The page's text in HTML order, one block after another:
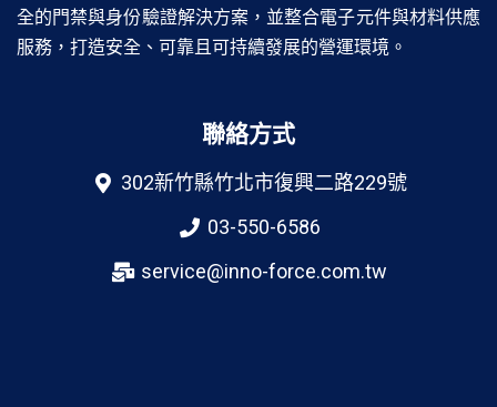
全的門禁與身份驗證解決方案，並整合電子元件與材料供應
服務，打造安全、可靠且可持續發展的營運環境。
聯絡方式
302新竹縣竹北市復興二路229號
03-550-6586
service@inno-force.com.tw